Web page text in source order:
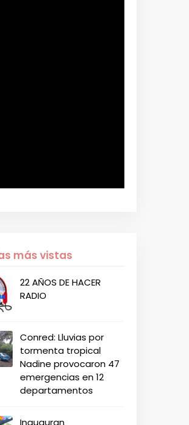
más vistas
22 AÑOS DE HACER
RADIO
Conred: Lluvias por
tormenta tropical
Nadine provocaron 47
emergencias en 12
departamentos
Inauguran